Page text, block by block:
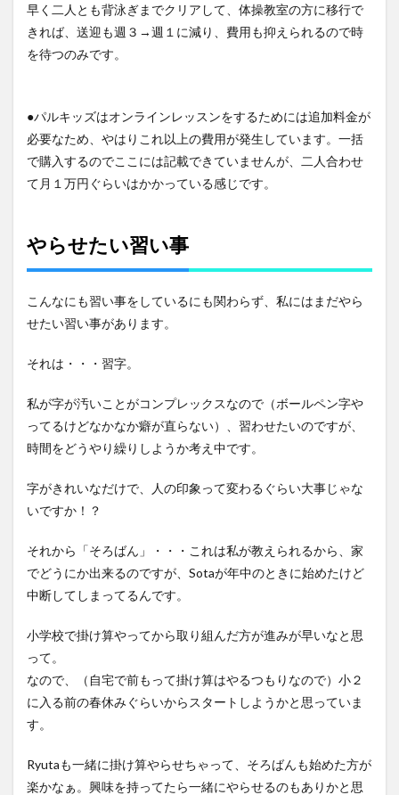
早く二人とも背泳ぎまでクリアして、体操教室の方に移行で
きれば、送迎も週３→週１に減り、費用も抑えられるので時
を待つのみです。
●パルキッズはオンラインレッスンをするためには追加料金が
必要なため、やはりこれ以上の費用が発生しています。一括
で購入するのでここには記載できていませんが、二人合わせ
て月１万円ぐらいはかかっている感じです。
やらせたい習い事
こんなにも習い事をしているにも関わらず、私にはまだやら
せたい習い事があります。
それは・・・習字。
私が字が汚いことがコンプレックスなので（ボールペン字や
ってるけどなかなか癖が直らない）、習わせたいのですが、
時間をどうやり繰りしようか考え中です。
字がきれいなだけで、人の印象って変わるぐらい大事じゃな
いですか！？
それから「そろばん」・・・これは私が教えられるから、家
でどうにか出来るのですが、Sotaが年中のときに始めたけど
中断してしまってるんです。
小学校で掛け算やってから取り組んだ方が進みが早いなと思
って。
なので、（自宅で前もって掛け算はやるつもりなので）小２
に入る前の春休みぐらいからスタートしようかと思っていま
す。
Ryutaも一緒に掛け算やらせちゃって、そろばんも始めた方が
楽かなぁ。興味を持ってたら一緒にやらせるのもありかと思